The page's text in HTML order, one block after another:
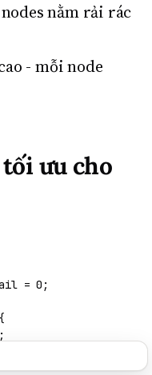
nằm rải rác
- mỗi node
ưu cho
= 0 ;
// Wrap